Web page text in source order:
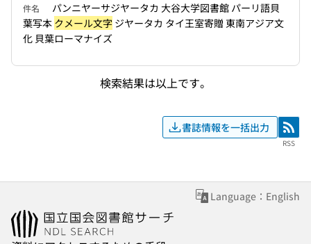
件名
パンニヤーサジヤータカ 大谷大学図書館 パーリ語貝
葉写本 クメール文字 ジヤータカ タイ王室寄贈 東南アジア文
化 貝葉ローマナイズ
検索結果は以上です。
書誌情報を一括出力 RSS
RSS
Language：English